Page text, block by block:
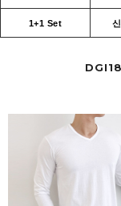
1+1 Set